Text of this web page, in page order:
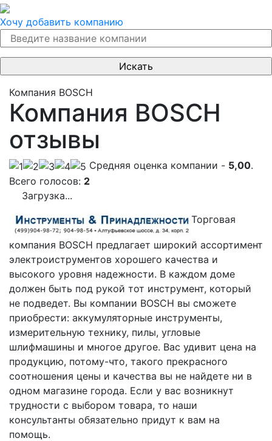
Хочу добавить компанию
Компания BOSCH
Компания BOSCH
отзывы
Cредняя оценка компании - 5,00.
Всего голосов: 2
Загрузка...
Торговая
компания BOSCH предлагает широкий ассортимент
электроиструментов хорошего качества и
высокого уровня надежности. В каждом доме
должен быть под рукой тот инструмент, который
не подведет. Вы компании BOSCH вы сможете
приобрести: аккумуляторные инструменты,
измерительную технику, пилы, угловые
шлифмашины и многое другое. Вас удивит цена на
продукцию, потому-что, такого прекрасного
соотношения цены и качества вы не найдете ни в
одном магазине города. Если у вас возникнут
трудности с выбором товара, то наши
консультанты обязательно придут к вам на
помощь.